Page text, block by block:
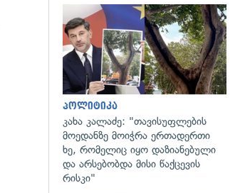
პოლიტიკა
კახა კალაძე: "თავისუფლების
მოედანზე მოიჭრა ერთადერთი
ხე, რომელიც იყო დაზიანებული
და არსებობდა მისი წაქცევის
რისკი"